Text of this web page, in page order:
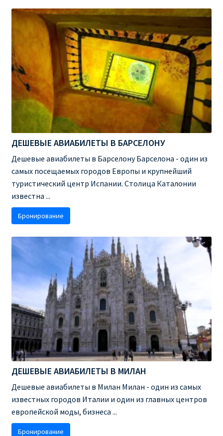
Ryanair Россия
RYANAIR ТЕЛЬ-АВИВ, ЭЙЛАТ, ИЗРАИЛЬ
RYANAIR УКРАИНА | АВИАБИЛЕТЫ ОТ €15
Ryanair Україна из Киева, Одессы, Львова, Харькова,
Херсона от € 15
RYANAIR.COM НА РУССКОМ – кнфтфшкюсщь
Авиабилеты Ryanair на Тенерифе от €15
АВИАБИЛЕТЫ RYANAIR ОТ € 12
АВИАБИЛЕТЫ ВИЛЬНЮС БАРСЕЛОНА
АВИАБИЛЕТЫ ХЕЛЬСИНКИ МИЛАН
Акции RYANAIR из Варшавы
Акции RYANAIR из Вильнюса
Акции RYANAIR из Каунаса
Аликанте
Барселона
БИЛЕТЫ RYANAIR | ПОИСК ЛУЧШЕЙ ЦЕНЫ |
БРОНИРОВАНИЕ
ДЕШЕВЫЕ АВИАБИЛЕТЫ В БАРСЕЛОНУ
Дешевые авиабилеты в Барселону Барселона - один из
самых посещаемых городов Европы и крупнейший
туристический центр Испании. Столица Каталонии
известна ...
Бронирование
ДЕШЕВЫЕ АВИАБИЛЕТЫ В МИЛАН
Дешевые авиабилеты в Милан Милан - один из самых
известных городов Италии и один из главных центров
европейской моды, бизнеса ...
Бронирование